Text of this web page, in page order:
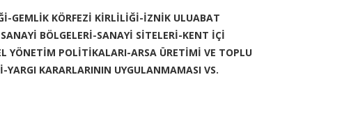
GEMLİK KÖRFEZİ KİRLİLİĞİ-İZNİK ULUABAT
BÖLGELERİ-SANAYİ SİTELERİ-KENT İÇİ
YÖNETİM POLİTİKALARI-ARSA ÜRETİMİ VE TOPLU
KARARLARININ UYGULANMAMASI VS.